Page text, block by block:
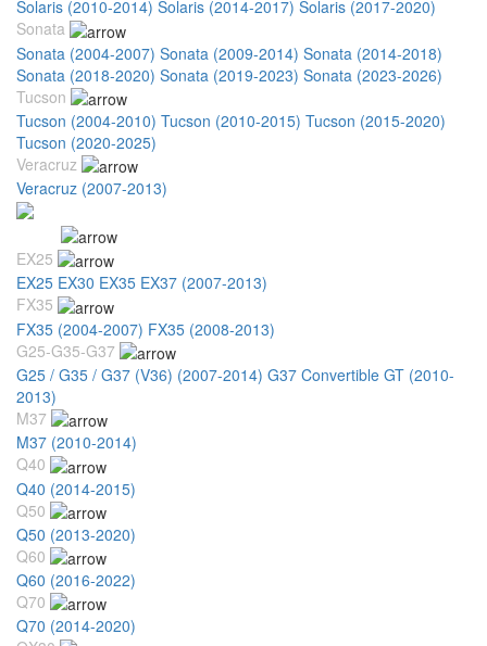
Solaris (2010-2014) Solaris (2014-2017) Solaris (2017-2020)
Sonata
Sonata (2004-2007) Sonata (2009-2014) Sonata (2014-2018)
Sonata (2018-2020) Sonata (2019-2023) Sonata (2023-2026)
Tucson
Tucson (2004-2010) Tucson (2010-2015) Tucson (2015-2020)
Tucson (2020-2025)
Veracruz
Veracruz (2007-2013)
EX25
EX25 EX30 EX35 EX37 (2007-2013)
FX35
FX35 (2004-2007) FX35 (2008-2013)
G25-G35-G37
G25 / G35 / G37 (V36) (2007-2014) G37 Convertible GT (2010-
2013)
M37
M37 (2010-2014)
Q40
Q40 (2014-2015)
Q50
Q50 (2013-2020)
Q60
Q60 (2016-2022)
Q70
Q70 (2014-2020)